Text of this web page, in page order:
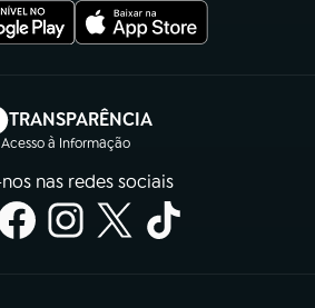
TRANSPARÊNCIA
Acesso à Informação
(abre em nova aba)
nas redes sociais